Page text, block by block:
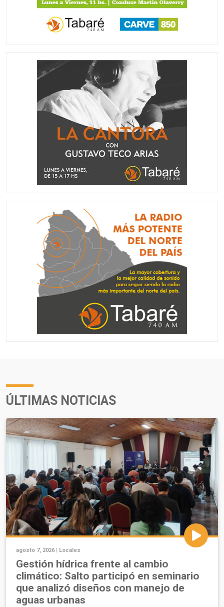
ÚLTIMAS NOTICIAS
agosto 7, 2026 | Locales
Gestión hídrica frente al cambio
climático: Salto participó en seminario
que analizó diseños con manejo de
aguas urbanas